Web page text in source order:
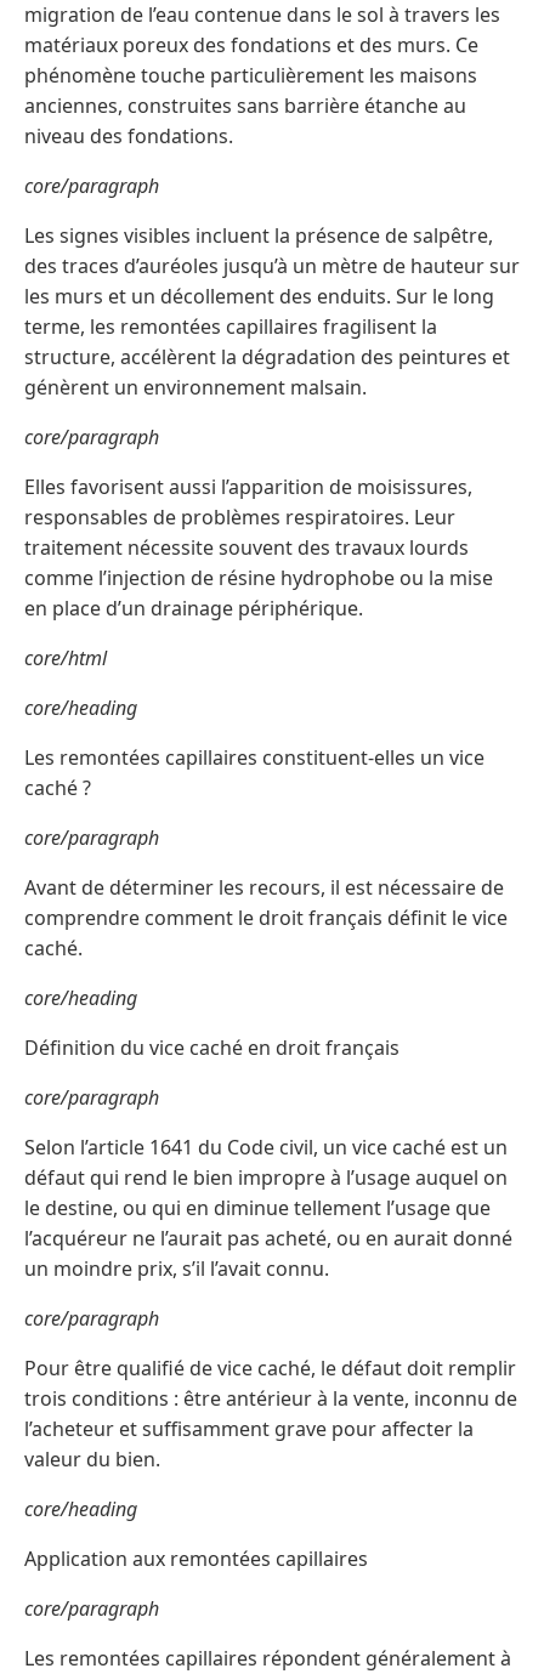
migration de l’eau contenue dans le sol à travers les
matériaux poreux des fondations et des murs. Ce
phénomène touche particulièrement les maisons
anciennes, construites sans barrière étanche au
niveau des fondations.
core/paragraph
Les signes visibles incluent la présence de salpêtre,
des traces d’auréoles jusqu’à un mètre de hauteur sur
les murs et un décollement des enduits. Sur le long
terme, les remontées capillaires fragilisent la
structure, accélèrent la dégradation des peintures et
génèrent un environnement malsain.
core/paragraph
Elles favorisent aussi l’apparition de moisissures,
responsables de problèmes respiratoires. Leur
traitement nécessite souvent des travaux lourds
comme l’injection de résine hydrophobe ou la mise
en place d’un drainage périphérique.
core/html
core/heading
Les remontées capillaires constituent-elles un vice
caché ?
core/paragraph
Avant de déterminer les recours, il est nécessaire de
comprendre comment le droit français définit le vice
caché.
core/heading
Définition du vice caché en droit français
core/paragraph
Selon l’article 1641 du Code civil, un vice caché est un
défaut qui rend le bien impropre à l’usage auquel on
le destine, ou qui en diminue tellement l’usage que
l’acquéreur ne l’aurait pas acheté, ou en aurait donné
un moindre prix, s’il l’avait connu.
core/paragraph
Pour être qualifié de vice caché, le défaut doit remplir
trois conditions : être antérieur à la vente, inconnu de
l’acheteur et suffisamment grave pour affecter la
valeur du bien.
core/heading
Application aux remontées capillaires
core/paragraph
Les remontées capillaires répondent généralement à